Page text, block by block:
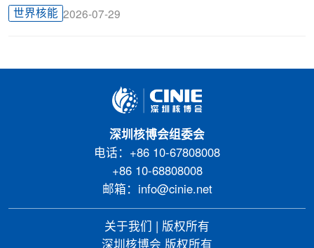
世界核能 2026-07-29
深圳核博会组委会
电话：+86 10-67808008
+86 10-68808008
邮箱：info@cinie.net
关于我们
版权所有
深圳核博会 版权所有